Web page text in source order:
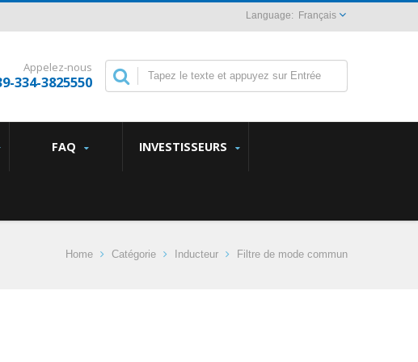
Français
Appelez-nous
334-3825550
FAQ INVESTISSEURS
Home Catégorie Inducteur Filtre de mode commun